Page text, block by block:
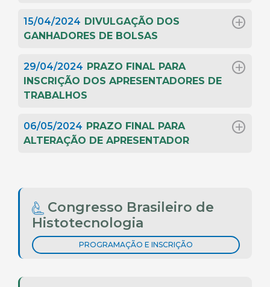
15/04/2024 DIVULGAÇÃO DOS
GANHADORES DE BOLSAS
29/04/2024 PRAZO FINAL PARA
INSCRIÇÃO DOS APRESENTADORES DE
TRABALHOS
06/05/2024 PRAZO FINAL PARA
ALTERAÇÃO DE APRESENTADOR
Congresso Brasileiro de
Histotecnologia
PROGRAMAÇÃO E INSCRIÇÃO